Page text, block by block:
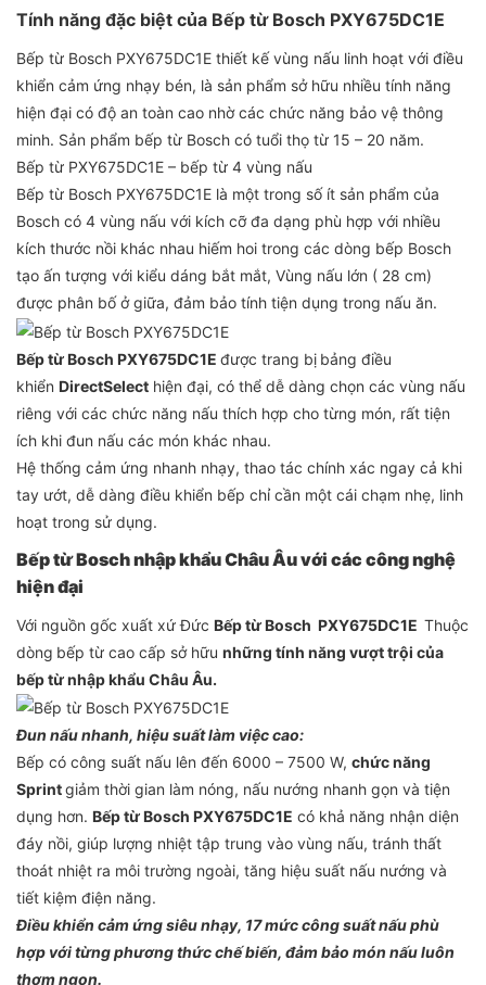
Tính năng đặc biệt của Bếp từ Bosch PXY675DC1E
Bếp từ Bosch PXY675DC1E thiết kế vùng nấu linh hoạt với điều
khiển cảm ứng nhạy bén, là sản phẩm sở hữu nhiều tính năng
hiện đại có độ an toàn cao nhờ các chức năng bảo vệ thông
minh. Sản phẩm bếp từ Bosch có tuổi thọ từ 15 – 20 năm.
Bếp từ PXY675DC1E – bếp từ 4 vùng nấu
Bếp từ Bosch PXY675DC1E là một trong số ít sản phẩm của
Bosch có 4 vùng nấu với kích cỡ đa dạng phù hợp với nhiều
kích thước nồi khác nhau hiếm hoi trong các dòng bếp Bosch
tạo ấn tượng với kiểu dáng bắt mắt, Vùng nấu lớn ( 28 cm)
được phân bố ở giữa, đảm bảo tính tiện dụng trong nấu ăn.
Bếp từ Bosch PXY675DC1E được trang bị bảng điều
khiển DirectSelect hiện đại, có thể dễ dàng chọn các vùng nấu
riêng với các chức năng nấu thích hợp cho từng món, rất tiện
ích khi đun nấu các món khác nhau.
Hệ thống cảm ứng nhanh nhạy, thao tác chính xác ngay cả khi
tay ướt, dễ dàng điều khiển bếp chỉ cần một cái chạm nhẹ, linh
hoạt trong sử dụng.
Bếp từ Bosch nhập khẩu Châu Âu với các công nghệ
hiện đại
Với nguồn gốc xuất xứ Đức Bếp từ Bosch PXY675DC1E Thuộc
dòng bếp từ cao cấp sở hữu những tính năng vượt trội của
bếp từ nhập khẩu Châu Âu.
Đun nấu nhanh, hiệu suất làm việc cao:
Bếp có công suất nấu lên đến 6000 – 7500 W, chức năng
Sprintgiảm thời gian làm nóng, nấu nướng nhanh gọn và tiện
dụng hơn. Bếp từ Bosch PXY675DC1E có khả năng nhận diện
đáy nồi, giúp lượng nhiệt tập trung vào vùng nấu, tránh thất
thoát nhiệt ra môi trường ngoài, tăng hiệu suất nấu nướng và
tiết kiệm điện năng.
Điều khiển cảm ứng siêu nhạy, 17 mức công suất nấu phù
hợp với từng phương thức chế biến, đảm bảo món nấu luôn
thơm ngon.